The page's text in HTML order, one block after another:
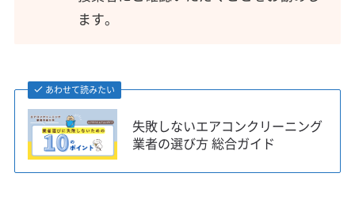
ます。
あわせて読みたい
失敗しないエアコンクリーニング
業者の選び方 総合ガイド